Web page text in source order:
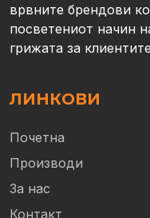
врвните брендови
посветениот начин
грижата за
ЛИНКОВИ
Почетна
Производи
За нас
Контакт